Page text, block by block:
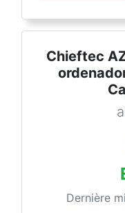
Chieftec
Dernière